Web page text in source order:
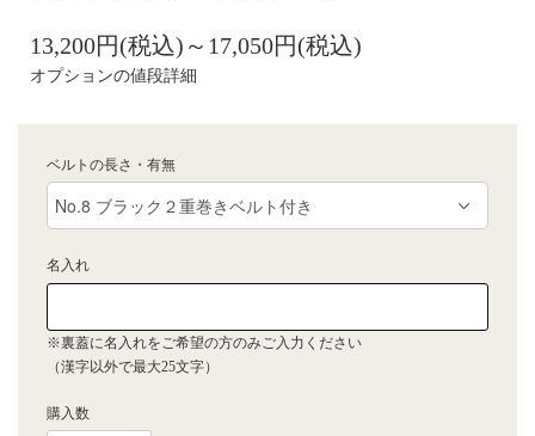
13,200円(税込)～17,050円(税込)
オプションの値段詳細
ベルトの長さ・有無
名入れ
※裏蓋に名入れをご希望の方のみご入力ください
（漢字以外で最大25文字）
購入数